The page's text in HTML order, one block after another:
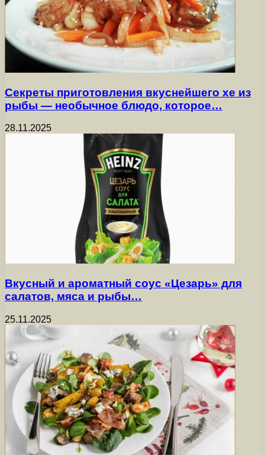
Секреты приготовления вкуснейшего хе из
рыбы — необычное блюдо, которое…
28.11.2025
Вкусный и ароматный соус «Цезарь» для
салатов, мяса и рыбы…
25.11.2025